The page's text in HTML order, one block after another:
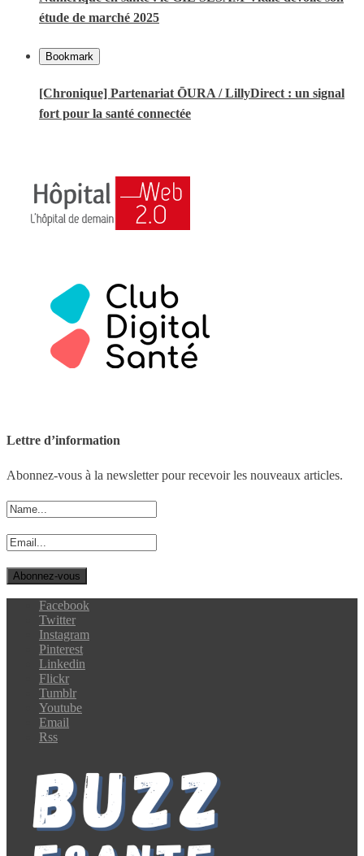
étude de marché 2025
Bookmark
[Chronique] Partenariat ŌURA / LillyDirect : un signal
fort pour la santé connectée
Lettre d’information
Abonnez-vous à la newsletter pour recevoir les nouveaux articles.
Facebook
Twitter
Instagram
Pinterest
Linkedin
Flickr
Tumblr
Youtube
Email
Rss